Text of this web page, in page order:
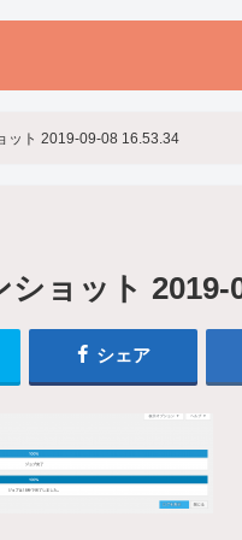
ット 2019-09-08 16.53.34
ショット 2019-
シェア